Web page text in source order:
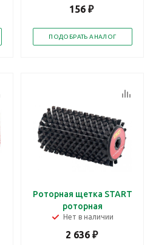
156 ₽
ПОДОБРАТЬ АНАЛОГ
Роторная щетка START
роторная
Нет в наличии
2 636₽